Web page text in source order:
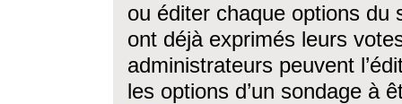
ou éditer chaque options du
ont déjà exprimés leurs
administrateurs peuvent
les options d’un sondage à